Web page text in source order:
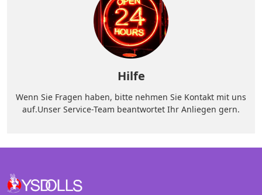
Hilfe
Wenn Sie Fragen haben, bitte nehmen Sie Kontakt mit uns
auf.Unser Service-Team beantwortet Ihr Anliegen gern.